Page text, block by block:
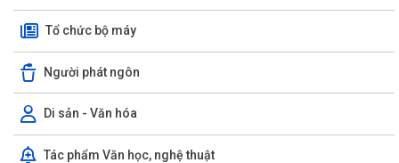
Tổ chức bộ máy
Người phát ngôn
Di sản - Văn hóa
Tác phẩm Văn học, nghệ thuật